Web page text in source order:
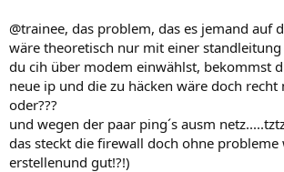
@trainee, das problem, das es jemand auf
wäre theoretisch nur mit einer standleitung
du cih über modem einwählst, bekommst
neue ip und die zu häcken wäre doch recht
oder???
und wegen der paar ping´s ausm
das steckt die firewall doch ohne probleme
erstellenund gut!?!)